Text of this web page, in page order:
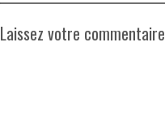
Laissez votre commentaire